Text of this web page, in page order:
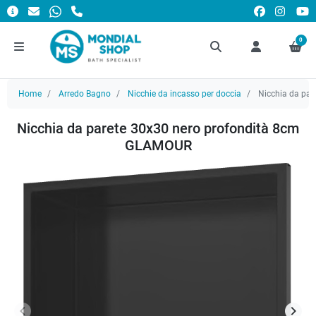
0
Home Arredo Bagno Nicchie da incasso per doccia Nicchia da
Nicchia da parete 30x30 nero profondità 8cm
GLAMOUR
keyboard_arrow_left keyboard_arrow_right